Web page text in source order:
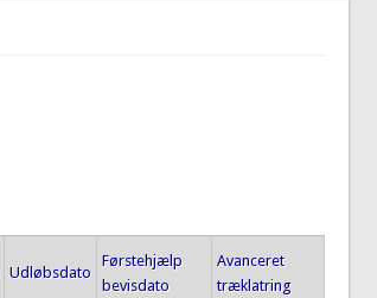
Udløbsdato
Førstehjælp
bevisdato
Avanceret
træklatring